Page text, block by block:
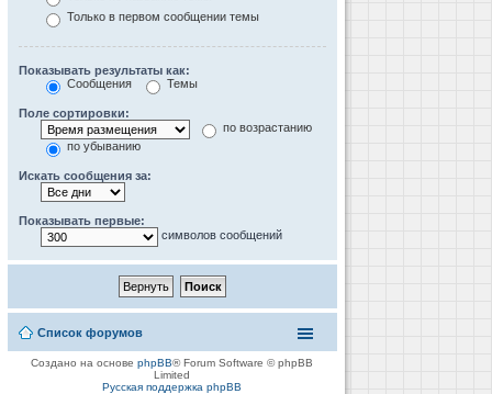
Только в первом сообщении темы
Показывать результаты как:
Сообщения
Темы
Поле сортировки:
по возрастанию
по убыванию
Искать сообщения за:
Показывать первые:
символов сообщений
Список форумов
Создано на основеphpBB® Forum Software © phpBB
Limited
Русская поддержка phpBB